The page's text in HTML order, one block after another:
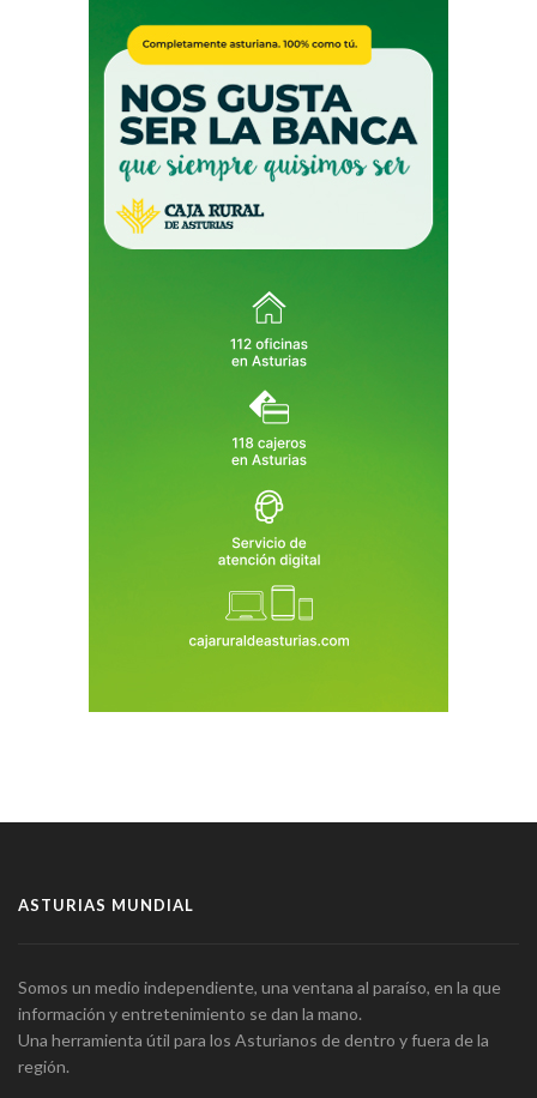
ASTURIAS MUNDIAL
Somos un medio independiente, una ventana al paraíso, en la que
información y entretenimiento se dan la mano.
Una herramienta útil para los Asturianos de dentro y fuera de la
región.